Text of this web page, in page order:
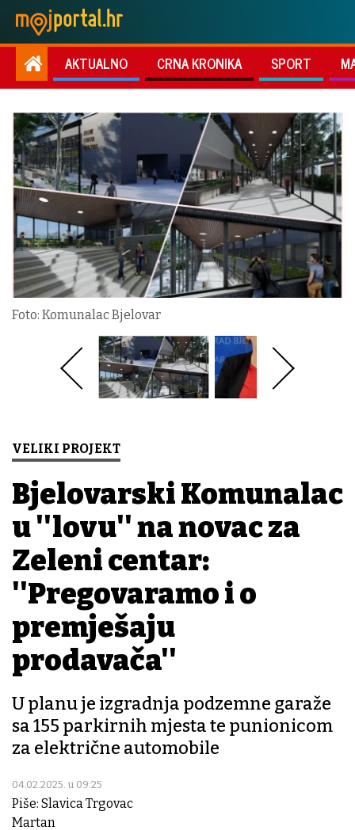
AKTUALNO CRNA KRONIKA SPORT
Foto: Komunalac Bjelovar
VELIKI PROJEKT
Bjelovarski Komunalac
u ''lovu'' na novac za
Zeleni centar:
''Pregovaramo i o
premješaju
prodavača''
U planu je izgradnja podzemne garaže
sa 155 parkirnih mjesta te punionicom
za električne automobile
04.02.2025. u 09:25
Piše: Slavica Trgovac
Martan